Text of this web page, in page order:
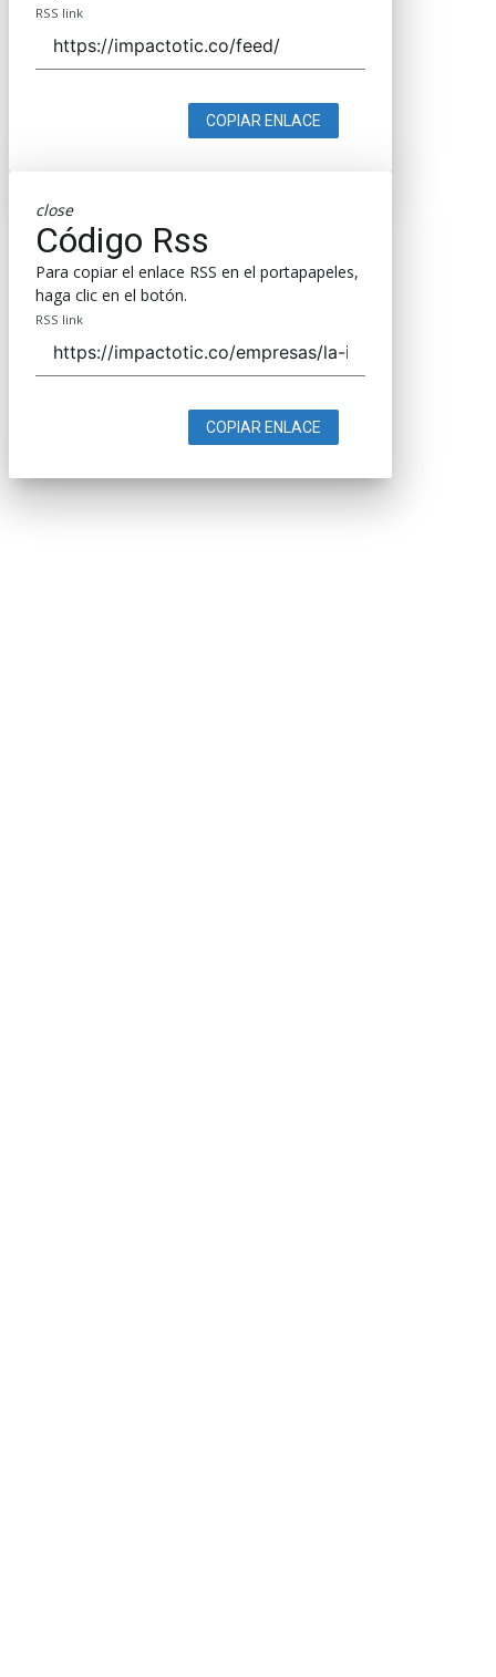
RSS link
COPIAR ENLACE
close
Código Rss
Para copiar el enlace RSS en el portapapeles,
haga clic en el botón.
RSS link
COPIAR ENLACE